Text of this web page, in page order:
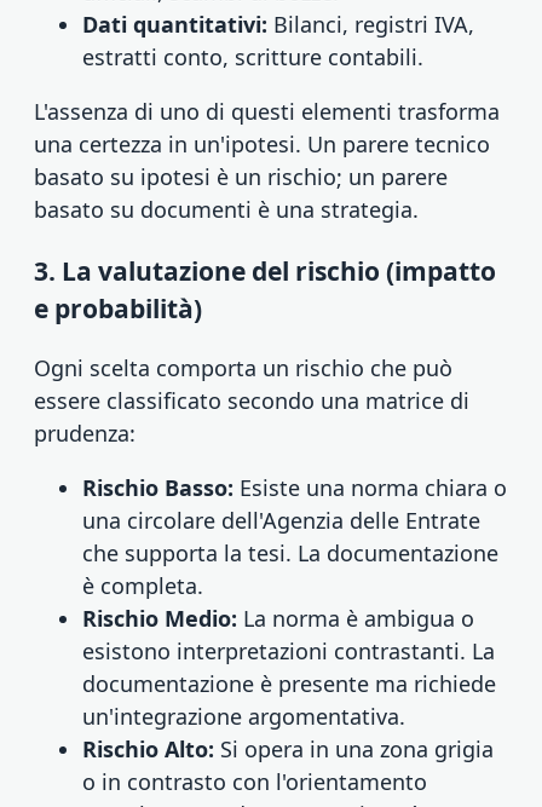
Dati quantitativi: Bilanci, registri IVA,
estratti conto, scritture contabili.
L'assenza di uno di questi elementi trasforma
una certezza in un'ipotesi. Un parere tecnico
basato su ipotesi è un rischio; un parere
basato su documenti è una strategia.
3. La valutazione del rischio (impatto
e probabilità)
Ogni scelta comporta un rischio che può
essere classificato secondo una matrice di
prudenza:
Rischio Basso: Esiste una norma chiara o
una circolare dell'Agenzia delle Entrate
che supporta la tesi. La documentazione
è completa.
Rischio Medio: La norma è ambigua o
esistono interpretazioni contrastanti. La
documentazione è presente ma richiede
un'integrazione argomentativa.
Rischio Alto: Si opera in una zona grigia
o in contrasto con l'orientamento